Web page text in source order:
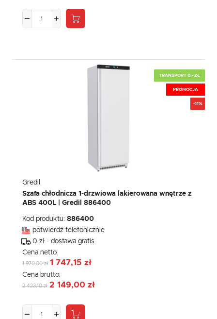
TRANSPORT 0,- ZŁ
PROMOCJA
-11%
Gredil
Szafa chłodnicza 1-drzwiowa lakierowana wnętrze z
ABS 400L | Gredil 886400
Kod produktu: 886400
potwierdź telefonicznie
0 zł - dostawa gratis
Cena netto:
1 970,00 zł 1 747,15 zł
Cena brutto:
2 423,10 zł 2 149,00 zł